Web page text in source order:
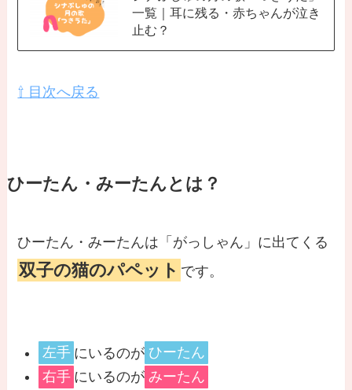
一覧｜耳に残る・赤ちゃんが泣き
止む？
⇧ 目次へ戻る
ひーたん・みーたんとは？
ひーたん・みーたんは「がっしゃん」に出てくる
双子の猫のパペット です。
左手 にいるのが ひーたん
右手 にいるのが みーたん